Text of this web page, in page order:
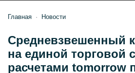
Главная Новости
Средневзвешенный
на единой торговой
расчетами tomorrow